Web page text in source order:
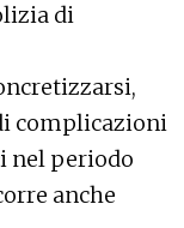
di
complicazioni
nel periodo
anche